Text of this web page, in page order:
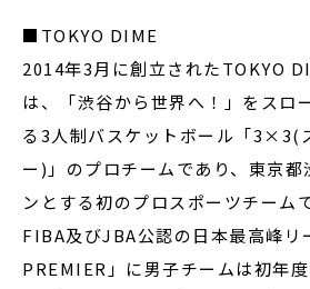
■TOKYO DIME
2014年3月に創立されたTOKYO
は、「渋谷から世界へ！」をスロ
る3人制バスケットボール「3×3(
ー)」のプロチームであり、東京都
ンとする初のプロスポーツチームで
FIBA及びJBA公認の日本最高峰
PREMIER」に男子チームは初年